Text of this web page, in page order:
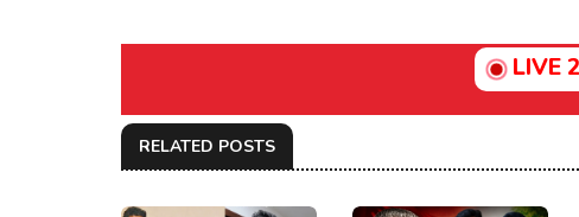
LIVE
RELATED POSTS